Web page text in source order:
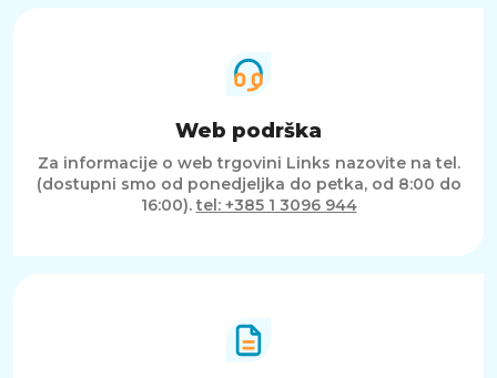
Web podrška
Za informacije o web trgovini Links nazovite na tel.
(dostupni smo od ponedjeljka do petka, od 8:00 do
16:00).tel: +385 1 3096 944